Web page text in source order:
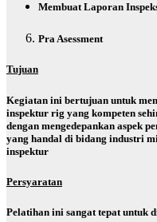
Membuat Laporan
Pra Asessment
Tujuan
Kegiatan ini bertujuan untuk
inspektur rig yang kompeten
dengan mengedepankan aspek
yang handal di bidang industri
inspektur
Persyaratan
Pelatihan ini sangat tepat untuk